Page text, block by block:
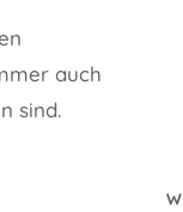
auch
sind.